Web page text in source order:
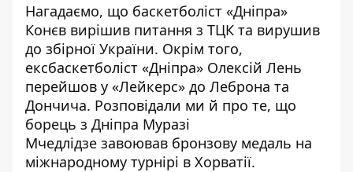
Нагадаємо, що баскетболіст «Дніпра»
Конєв вирішив питання з ТЦК та вирушив
до збірної України. Окрім того,
ексбаскетболіст «Дніпра» Олексій Лень
перейшов у «Лейкерс» до Леброна та
Дончича. Розповідали ми й про те, що
борець з Дніпра Муразі
Мчедлідзе завоював бронзову медаль на
міжнародному турнірі в Хорватії.